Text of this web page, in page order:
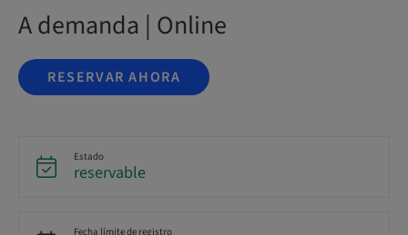
A demanda | Online
RESERVAR AHORA
Estado
reservable
Fecha límite de registro